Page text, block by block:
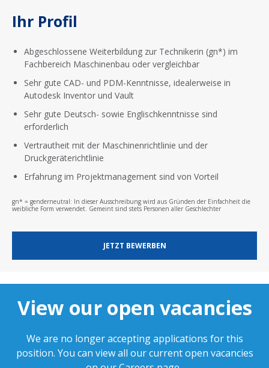
Ihr Profil
Abgeschlossene Weiterbildung zur Technikerin (gn*) im
Fachbereich Maschinenbau oder vergleichbar
Sehr gute CAD- und PDM-Kenntnisse, idealerweise in
Autodesk Inventor und Vault
Sehr gute Deutsch- sowie Englischkenntnisse sind
erforderlich
Vertrautheit mit der Maschinenrichtlinie und der
Druckgeräterichtlinie
Erfahrung im Projektmanagement sind von Vorteil
gn* = genderneutral: In dieser Ausschreibung wird aus Gründen der Einfachheit die
weibliche Form verwendet. Gemeint sind stets Personen aller Geschlechter
JETZT BEWERBEN
View our open vacancies
We are no longer accepting applications for this
position. You can view all our current open vacancies